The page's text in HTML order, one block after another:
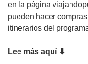
en la página
pueden hacer
itinerarios del
Lee más aquí ⬇